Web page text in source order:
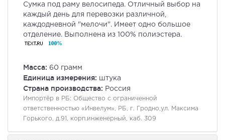
Сумка под раму велосипеда. Отличный выбор на
каждый день для перевозки различной
каждодневной " мелочи ". Имеет одно большое
отделение. Выполнена из 100% полиэстера.
Масса: 60 грамм
Единица измерения: штука
Страна производства: Россия
Импортёр в РБ: Общество с ограниченной
ответственностью «Инвелум», РБ, г. Гродно,ул. Максима
Горького, д.91, корп.инженерный, каб. 309